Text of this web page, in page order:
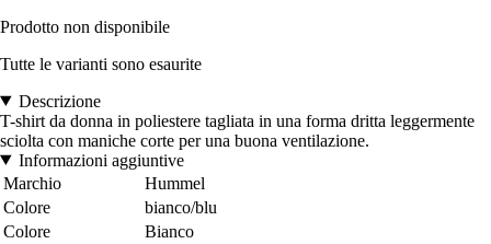
Prodotto non disponibile
Tutte le varianti sono esaurite
Descrizione
T-shirt da donna in poliestere tagliata in una forma dritta leggermente
sciolta con maniche corte per una buona ventilazione.
Informazioni aggiuntive
Marchio
Hummel
Colore
bianco/blu
Colore
Bianco